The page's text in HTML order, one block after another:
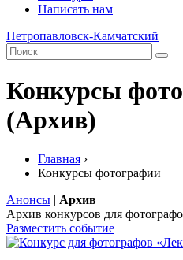
Написать нам
Петропавловск-Камчатский
Конкурсы
(Архив)
Главная ›
Конкурсы фотографии
Анонсы | Архив
Архив конкурсов для
Разместить событие